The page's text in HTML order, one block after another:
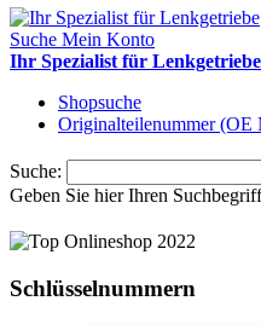
Suche Mein Konto
Ihr Spezialist für Lenkgetriebe
Shopsuche
Originalteilenummer (OE
Suche:
Geben Sie hier Ihren
Schlüsselnummern